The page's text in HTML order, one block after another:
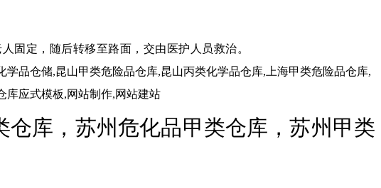
人固定，随后转移至路面，交由医护人员救治。
库，苏州危化品甲类仓库，苏州甲类